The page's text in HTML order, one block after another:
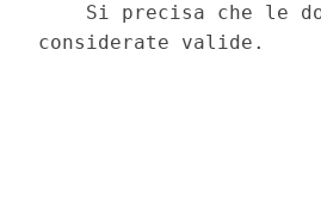
Si precisa che le
considerate valide.